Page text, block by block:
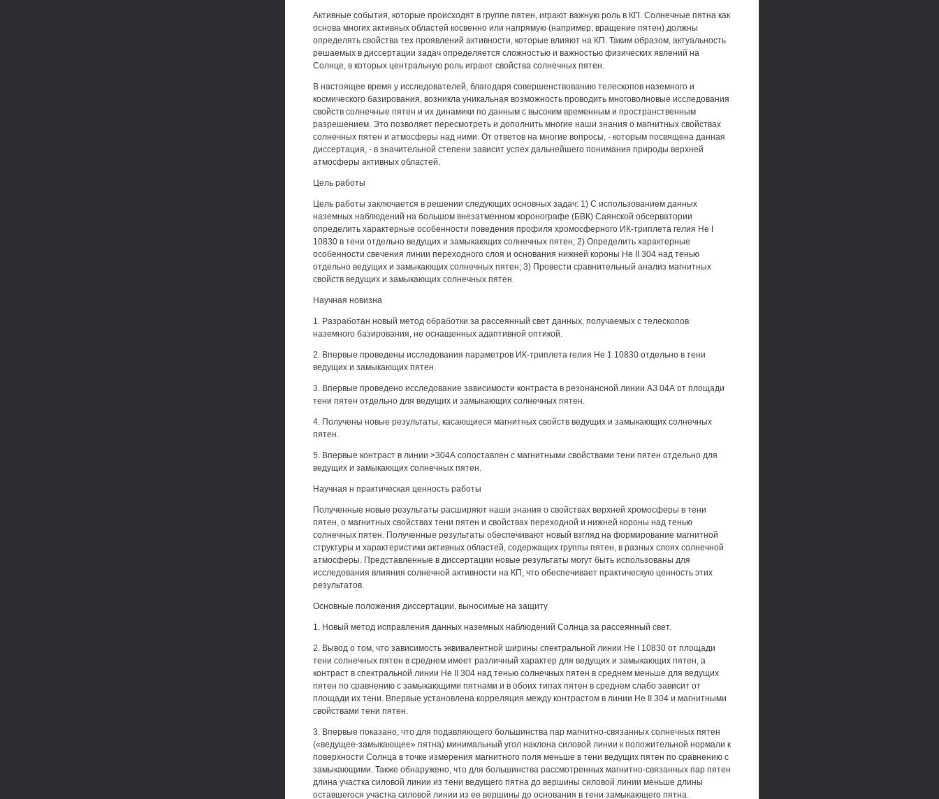
Активные события, которые происходят в группе пятен, играют важную роль в КП. Солнечные пятна как
основа многих активных областей косвенно или напрямую (например, вращение пятен) должны
определять свойства тех проявлений активности, которые влияют на КП. Таким образом, актуальность
решаемых в диссертации задач определяется сложностью и важностью физических явлений на
Солнце, в которых центральную роль играют свойства солнечных пятен.
В настоящее время у исследователей, благодаря совершенствованию телескопов наземного и
космического базирования, возникла уникальная возможность проводить многоволновые исследования
свойств солнечные пятен и их динамики по данным с высоким временным и пространственным
разрешением. Это позволяет пересмотреть и дополнить многие наши знания о магнитных свойствах
солнечных пятен и атмосферы над ними. От ответов на многие вопросы, - которым посвящена данная
диссертация, - в значительной степени зависит успех дальнейшего понимания природы верхней
атмосферы активных областей.
Цель работы
Цель работы заключается в решении следующих основных задач: 1) С использованием данных
наземных наблюдений на большом внезатменном коронографе (БВК) Саянской обсерватории
определить характерные особенности поведения профиля хромосферного ИК-триплета гелия Не I
10830 в тени отдельно ведущих и замыкающих солнечных пятен; 2) Определить характерные
особенности свечения линии переходного слоя и основания нижней короны Не II 304 над тенью
отдельно ведущих и замыкающих солнечных пятен; 3) Провести сравнительный анализ магнитных
свойств ведущих и замыкающих солнечных пятен.
Научная новизна
1. Разработан новый метод обработки за рассеянный свет данных, получаемых с телескопов
наземного базирования, не оснащенных адаптивной оптикой.
2. Впервые проведены исследования параметров ИК-триплета гелия Не 1 10830 отдельно в тени
ведущих и замыкающих пятен.
3. Впервые проведено исследование зависимости контраста в резонансной линии АЗ 04А от площади
тени пятен отдельно для ведущих и замыкающих солнечных пятен.
4. Получены новые результаты, касающиеся магнитных свойств ведущих и замыкающих солнечных
пятен.
5. Впервые контраст в линии >304А сопоставлен с магнитными свойствами тени пятен отдельно для
ведущих и замыкающих солнечных пятен.
Научная н практическая ценность работы
Полученные новые результаты расширяют наши знания о свойствах верхней хромосферы в тени
пятен, о магнитных свойствах тени пятен и свойствах переходной и нижней короны над тенью
солнечных пятен. Полученные результаты обеспечивают новый взгляд на формирование магнитной
структуры и характеристики активных областей, содержащих группы пятен, в разных слоях солнечной
атмосферы. Представленные в диссертации новые результаты могут быть использованы для
исследования влияния солнечной активности на КП, что обеспечивает практическую ценность этих
результатов.
Основные положения диссертации, выносимые на защиту
1. Новый метод исправления данных наземных наблюдений Солнца за рассеянный свет.
2. Вывод о том, что зависимость эквивалентной ширины спектральной линии Не I 10830 от площади
тени солнечных пятен в среднем имеет различный характер для ведущих и замыкающих пятен, а
контраст в спектральной линии Не II 304 над тенью солнечных пятен в среднем меньше для ведущих
пятен по сравнению с замыкающими пятнами и в обоих типах пятен в среднем слабо зависит от
площади их тени. Впервые установлена корреляция между контрастом в линии Не II 304 и магнитными
свойствами тени пятен.
3. Впервые показано, что для подавляющего большинства пар магнитно-связанных солнечных пятен
(«ведущее-замыкающее» пятна) минимальный угол наклона силовой линии к положительной нормали к
поверхности Солнца в точке измерения магнитного поля меньше в тени ведущих пятен по сравнению с
замыкающими. Также обнаружено, что для большинства рассмотренных магнитно-связанных пар пятен
длина участка силовой линии из тени ведущего пятна до вершины силовой линии меньше длины
оставшегося участка силовой линии из ее вершины до основания в тени замыкающего пятна.